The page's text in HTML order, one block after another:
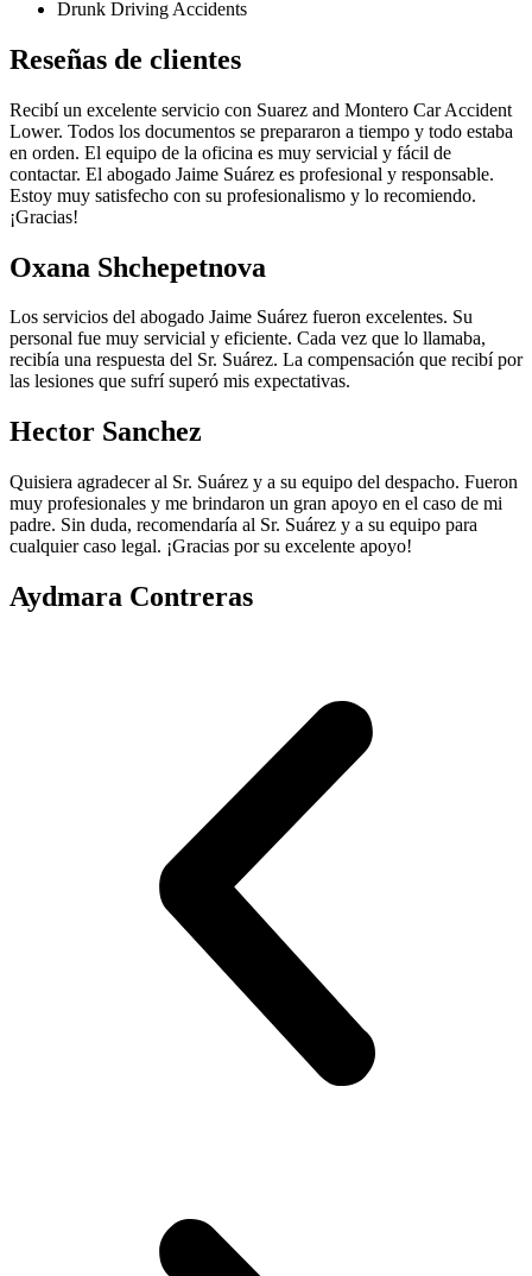
Drunk Driving Accidents
Reseñas de clientes
Recibí un excelente servicio con Suarez and Montero Car Accident
Lower. Todos los documentos se prepararon a tiempo y todo estaba
en orden. El equipo de la oficina es muy servicial y fácil de
contactar. El abogado Jaime Suárez es profesional y responsable.
Estoy muy satisfecho con su profesionalismo y lo recomiendo.
¡Gracias!
Oxana Shchepetnova
Los servicios del abogado Jaime Suárez fueron excelentes. Su
personal fue muy servicial y eficiente. Cada vez que lo llamaba,
recibía una respuesta del Sr. Suárez. La compensación que recibí por
las lesiones que sufrí superó mis expectativas.
Hector Sanchez
Quisiera agradecer al Sr. Suárez y a su equipo del despacho. Fueron
muy profesionales y me brindaron un gran apoyo en el caso de mi
padre. Sin duda, recomendaría al Sr. Suárez y a su equipo para
cualquier caso legal. ¡Gracias por su excelente apoyo!
Aydmara Contreras